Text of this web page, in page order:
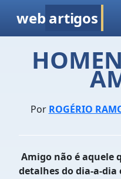
web artigos
Por ROGÉRIO
Amigo não é aquele
detalhes do dia-a-